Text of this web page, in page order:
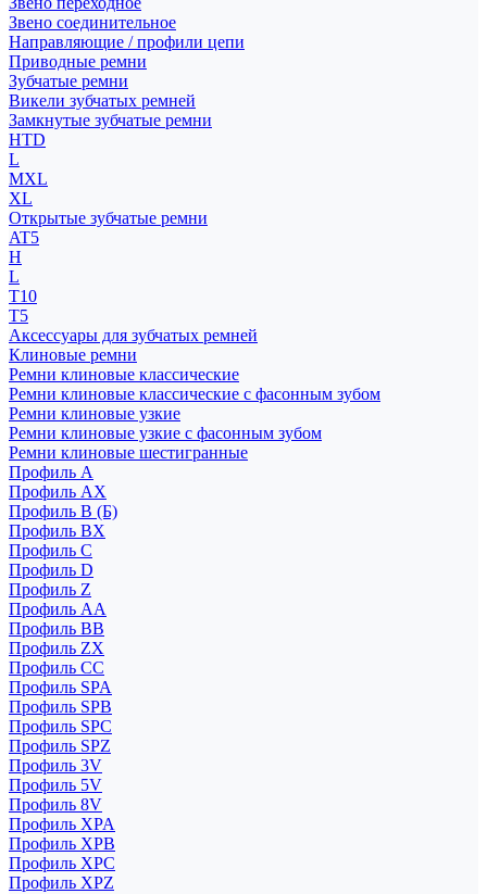
Звено соединительное
Направляющие / профили цепи
Приводные ремни
Зубчатые ремни
Викели зубчатых ремней
Замкнутые зубчатые ремни
HTD
L
MXL
XL
Открытые зубчатые ремни
AT5
H
L
T10
T5
Аксессуары для зубчатых ремней
Клиновые ремни
Ремни клиновые классические
Ремни клиновые классические с фасонным зубом
Ремни клиновые узкие
Ремни клиновые узкие с фасонным зубом
Ремни клиновые шестигранные
Профиль A
Профиль AX
Профиль B (Б)
Профиль BX
Профиль C
Профиль D
Профиль Z
Профиль АА
Профиль BB
Профиль ZX
Профиль CC
Профиль SPA
Профиль SPB
Профиль SPC
Профиль SPZ
Профиль 3V
Профиль 5V
Профиль 8V
Профиль XPA
Профиль XPB
Профиль XPC
Профиль XPZ